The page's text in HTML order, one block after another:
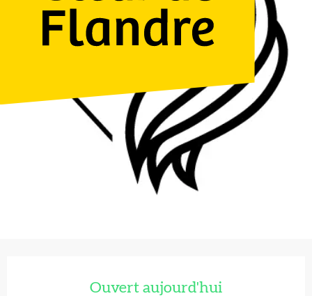
Ouvert aujourd'hui